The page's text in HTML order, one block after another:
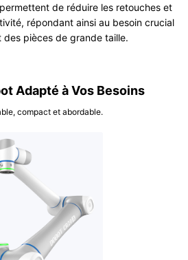
de réduire les retouches et
répondant ainsi au besoin crucial
pièces de grande taille.
Adapté à Vos Besoins
compact et abordable.